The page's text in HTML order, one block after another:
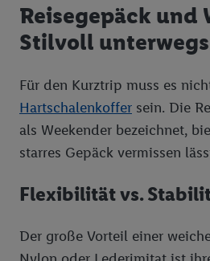
Reisegepäck und
Stilvoll unterwegs
Für den Kurztrip muss es
Hartschalenkoffer sein. Die
als Weekender bezeichnet,
starres Gepäck vermissen
Flexibilität vs.
Der große Vorteil einer